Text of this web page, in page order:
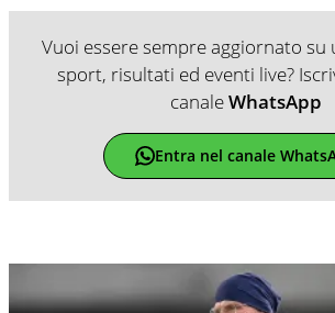
Vuoi essere sempre aggiornato su
sport, risultati ed eventi live?
canaleWhatsApp
Entra nel canale